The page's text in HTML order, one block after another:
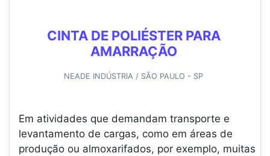
CINTA DE POLIÉSTER PARA
AMARRAÇÃO
NEADE INDÚSTRIA / SÃO PAULO - SP
Em atividades que demandam transporte e
levantamento de cargas, como em áreas de
produção ou almoxarifados, por exemplo, muitas